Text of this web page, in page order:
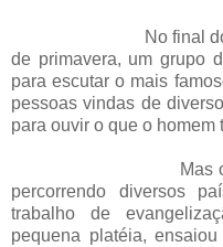
No final do século
de primavera, um grupo
para escutar o mais
pessoas vindas de
para ouvir o que o homem
Mas o
percorrendo diversos
trabalho de
pequena platéia,